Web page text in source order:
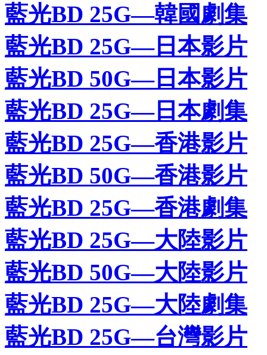
藍光BD 25G—韓國劇集
藍光BD 25G—日本影片
藍光BD 50G—日本影片
藍光BD 25G—日本劇集
藍光BD 25G—香港影片
藍光BD 50G—香港影片
藍光BD 25G—香港劇集
藍光BD 25G—大陸影片
藍光BD 50G—大陸影片
藍光BD 25G—大陸劇集
藍光BD 25G—台灣影片